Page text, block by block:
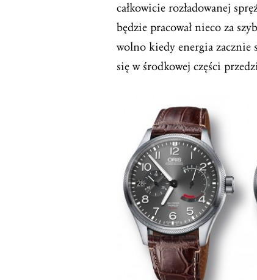
całkowicie rozładowanej
będzie pracował nieco za
wolno kiedy energia zacznie
się w środkowej części